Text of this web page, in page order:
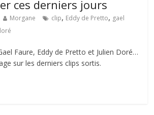
ces derniers jours
Morgane clip, Eddy de Pretto, gael
Faure, Eddy de Pretto et Julien Doré…
sur les derniers clips sortis.